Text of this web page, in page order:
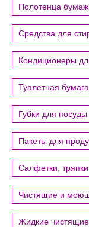
Полотенца
Средства для
Кондиционеры
Туалетная бумага
Губки для посуды
Пакеты для
Салфетки,
Чистящие и
Жидкие чистящие